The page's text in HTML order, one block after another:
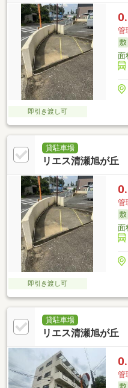
管
面
即引き渡し可
貸駐車場
リエス清瀬旭が丘
管
面
即引き渡し可
貸駐車場
リエス清瀬旭が丘
管